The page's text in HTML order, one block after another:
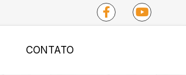
CONTATO